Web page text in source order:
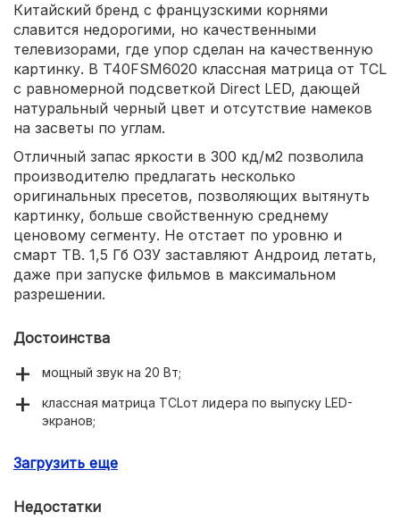
Китайский бренд с французскими корнями
славится недорогими, но качественными
телевизорами, где упор сделан на качественную
картинку. В T40FSM6020 классная матрица от TCL
с равномерной подсветкой Direct LED, дающей
натуральный черный цвет и отсутствие намеков
на засветы по углам.
Отличный запас яркости в 300 кд/м2 позволила
производителю предлагать несколько
оригинальных пресетов, позволяющих вытянуть
картинку, больше свойственную среднему
ценовому сегменту. Не отстает по уровню и
смарт ТВ. 1,5 Гб ОЗУ заставляют Андроид летать,
даже при запуске фильмов в максимальном
разрешении.
Достоинства
мощный звук на 20 Вт;
классная матрица TCLот лидера по выпуску LED-
экранов;
телевизор отлично тянет видео с онлайн-
Загрузить еще
Недостатки